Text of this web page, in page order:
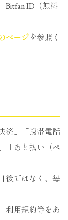
Bitfan ID（無料
ページを参照く
済」「携帯電話
「あと払い（ペ
後ではなく、毎
利用規約等をあ